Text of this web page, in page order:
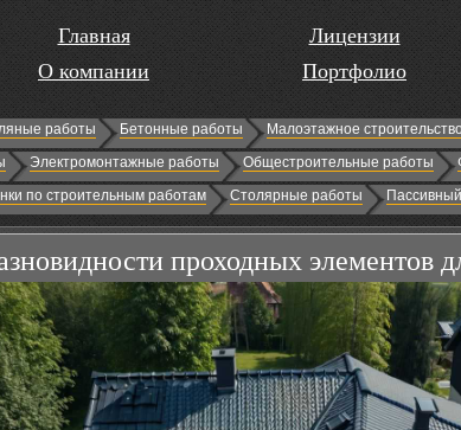
Главная
О компании
Лицензии
Портфолио
работы Бетонные работы Малоэтажное строительство
Электромонтажные работы Общестроительные работы
по строительным работам Столярные работы
проходных элементов